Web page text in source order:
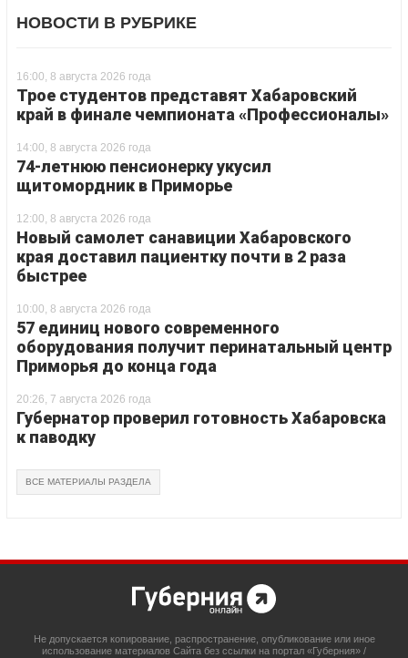
НОВОСТИ В РУБРИКЕ
16:00, 8 августа 2026 года
Трое студентов представят Хабаровский
край в финале чемпионата «Профессионалы»
14:00, 8 августа 2026 года
74-летнюю пенсионерку укусил
щитомордник в Приморье
12:00, 8 августа 2026 года
Новый самолет санавиции Хабаровского
края доставил пациентку почти в 2 раза
быстрее
10:00, 8 августа 2026 года
57 единиц нового современного
оборудования получит перинатальный центр
Приморья до конца года
20:26, 7 августа 2026 года
Губернатор проверил готовность Хабаровска
к паводку
ВСЕ МАТЕРИАЛЫ РАЗДЕЛА
Не допускается копирование, распространение, опубликование или иное
использование материалов Сайта без ссылки на портал «Губерния» /